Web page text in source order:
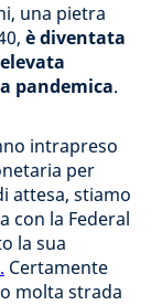
una pietra
è diventata
pandemica.
intrapreso
per
attesa, stiamo
con la Federal
la sua
Certamente
molta strada